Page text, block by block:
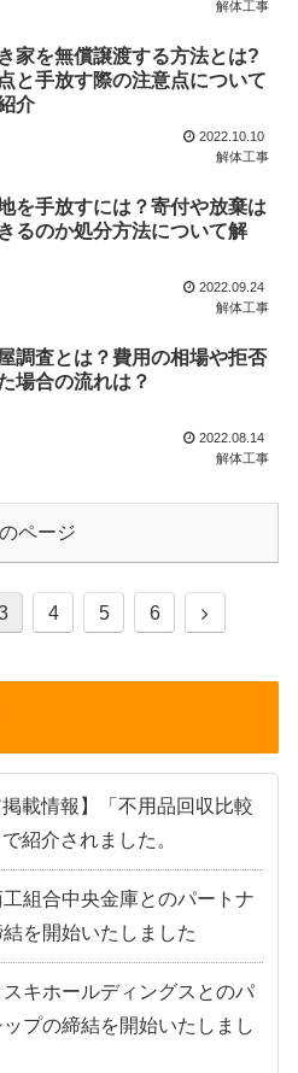
解体工事
家を無償譲渡する方法とは?
と手放す際の注意点について
介
2022.10.10
解体工事
を手放すには？寄付や放棄は
るのか処分方法について解
2022.09.24
解体工事
調査とは？費用の相場や拒否
場合の流れは？
2022.08.14
解体工事
ページ
4 5 6
次
掲載情報】「不用品回収比較
紹介されました。
組合中央金庫とのパートナ
を開始いたしました
キホールディングスとのパ
プの締結を開始いたしまし